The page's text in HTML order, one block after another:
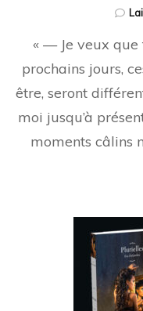
« — Je veux que
prochains jours,
être, seront
moi jusqu’à
moments câlins